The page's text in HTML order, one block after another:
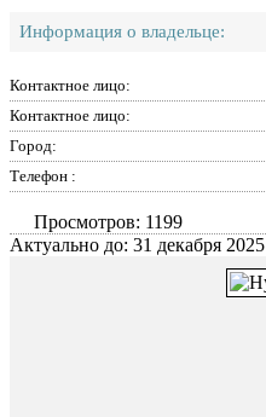
Информация о владельце:
Контактное лицо:
Контактное лицо:
Город:
Телефон :
Просмотров: 1199
Актуально до: 31 декабря 2025